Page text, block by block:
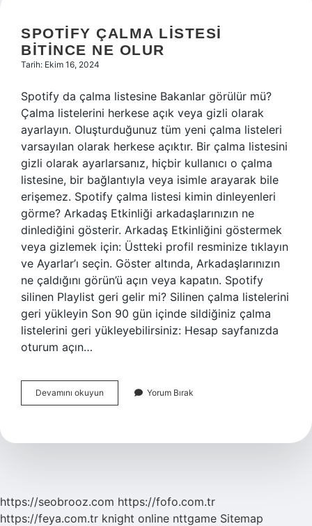
SPOTIFY ÇALMA LISTESI
BITINCE NE OLUR
Tarih: Ekim 16, 2024
Spotify da çalma listesine Bakanlar görülür mü?
Çalma listelerini herkese açık veya gizli olarak
ayarlayın. Oluşturduğunuz tüm yeni çalma listeleri
varsayılan olarak herkese açıktır. Bir çalma listesini
gizli olarak ayarlarsanız, hiçbir kullanıcı o çalma
listesine, bir bağlantıyla veya isimle arayarak bile
erişemez. Spotify çalma listesi kimin dinleyenleri
görme? Arkadaş Etkinliği arkadaşlarınızın ne
dinlediğini gösterir. Arkadaş Etkinliğini göstermek
veya gizlemek için: Üstteki profil resminize tıklayın
ve Ayarlar’ı seçin. Göster altında, Arkadaşlarınızın
ne çaldığını görün’ü açın veya kapatın. Spotify
silinen Playlist geri gelir mi? Silinen çalma listelerini
geri yükleyin Son 90 gün içinde sildiğiniz çalma
listelerini geri yükleyebilirsiniz: Hesap sayfanızda
oturum açın…
Devamını okuyun
Çalma
Ne
Yorum Bırak
https://seobrooz.com https://fofo.com.tr
https://feya.com.tr knight online nttgame Sitemap